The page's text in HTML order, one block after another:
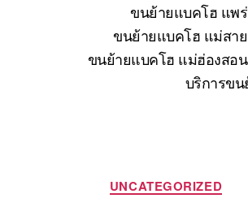
ขนย้ายแบคโฮ แพร่
ขนย้ายแบคโฮ แม่สาย
ขนย้ายแบคโฮ แม่ฮ่องสอน
บริการข
Categories
UNCATEGORIZED